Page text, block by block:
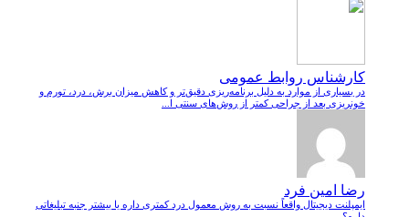
کارشناس روابط عمومی
در بسیاری از موارد به دلیل برنامه‌ریزی دقیق‌تر و کاهش میزان برش، درد، تورم و
خونریزی بعد از جراحی کمتر از روش‌های سنتی ا...
رضا امین فرد
ایمپلنت دیجیتال واقعاً نسبت به روش معمول درد کمتری داره یا بیشتر جنبه تبلیغاتی